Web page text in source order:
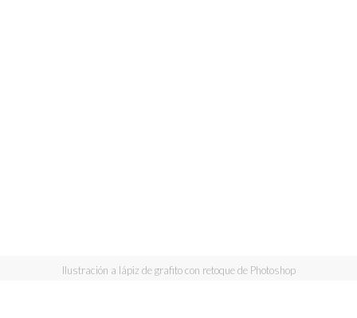
Ilustración a lápiz de grafito con retoque de Photoshop